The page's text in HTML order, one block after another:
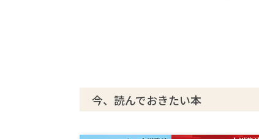
今、読んでおきたい本